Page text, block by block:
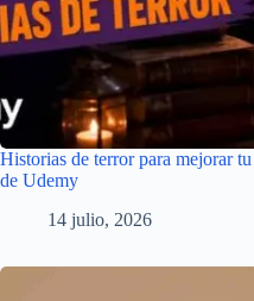
Historias de terror para mejorar
de Udemy
14 julio, 2026